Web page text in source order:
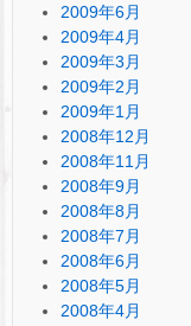
2009年6月
2009年4月
2009年3月
2009年2月
2009年1月
2008年12月
2008年11月
2008年9月
2008年8月
2008年7月
2008年6月
2008年5月
2008年4月